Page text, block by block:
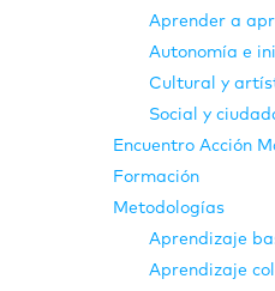
Aprender a
Autonomía e
Cultural y
Social y
Encuentro Acción
Formación
Metodologías
Aprendizaje
Aprendizaje